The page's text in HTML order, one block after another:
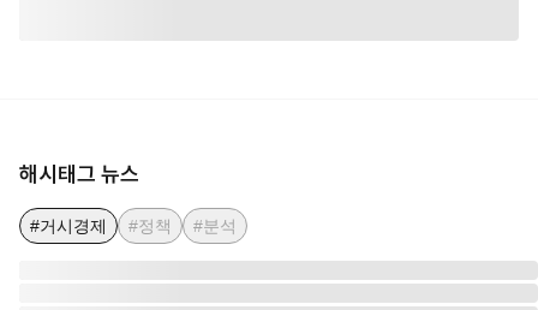
해시태그 뉴스
#거시경제 #정책 #분석